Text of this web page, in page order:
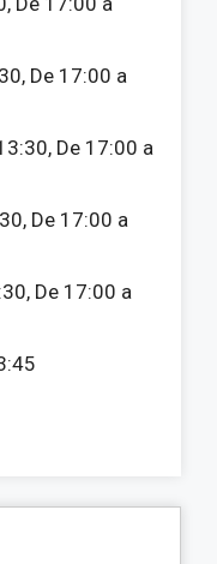
De 17:00 a
De 17:00 a
De 17:00 a
De 17:00 a